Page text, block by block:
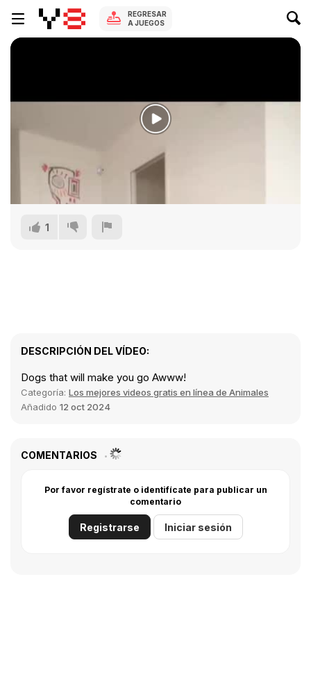
REGRESAR
A JUEGOS
1
DESCRIPCIÓN DEL VÍDEO:
Dogs that will make you go Awww!
Categoría: Los mejores videos gratis en línea de Animales
Añadido 12 oct 2024
COMENTARIOS
Por favor regístrate o identifícate para publicar un
comentario
Registrarse Iniciar sesión